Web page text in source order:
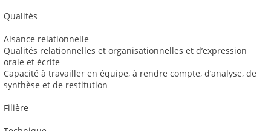
Qualités
Aisance relationnelle
Qualités relationnelles et organisationnelles et d’expression
orale et écrite
Capacité à travailler en équipe, à rendre compte, d’analyse, de
synthèse et de restitution
Filière